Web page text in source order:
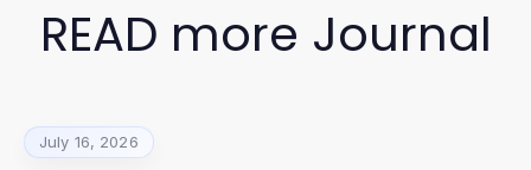
READ more Journal
July 16, 2026